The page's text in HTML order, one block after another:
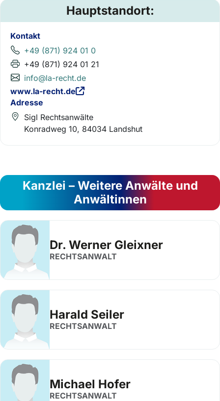
Hauptstandort:
Kontakt
+49 (871) 924 01 0
+49 (871) 924 01 21
info@la-recht.de
www.la-recht.de
Adresse
Sigl Rechtsanwälte
Konradweg 10, 84034 Landshut
Kanzlei – Weitere Anwälte und
Anwältinnen
Dr. Werner Gleixner
RECHTSANWALT
Harald Seiler
RECHTSANWALT
Michael Hofer
RECHTSANWALT